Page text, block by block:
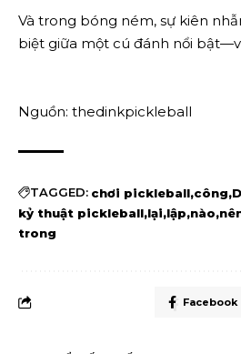
Và trong bóng ném, sự kiên
biệt giữa một cú đánh nổi
Nguồn: thedinkpickleball
TAGGED: chơi pickleball công
kỷ thuật pickleball lại lập nào
trong
Facebook